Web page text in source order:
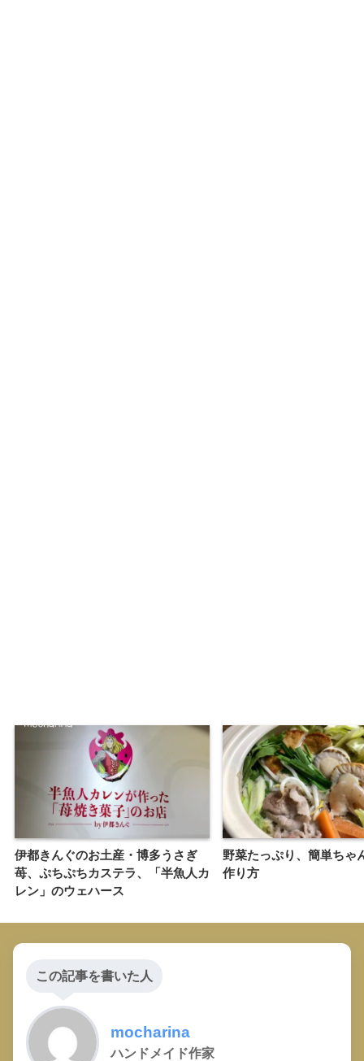
伊都きんぐのお土産・博多うさぎ
苺、ぷちぷちカステラ、「半魚人カ
レン」のウェハース
野菜たっぷり、簡単ちゃ
作り方
この記事を書いた人
mocharina
ハンドメイド作家